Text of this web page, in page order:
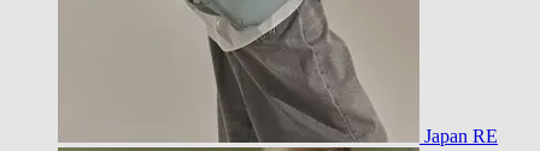
Japan RE